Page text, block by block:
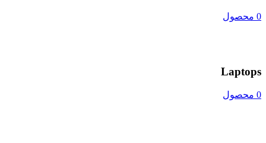
0 محصول
Laptops
0 محصول